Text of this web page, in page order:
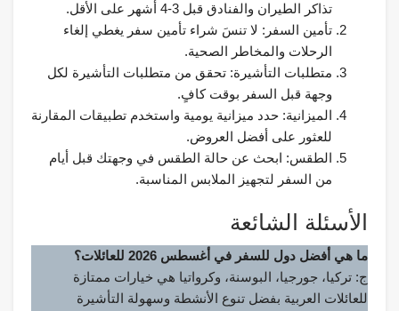
تذاكر الطيران والفنادق قبل 3-4 أشهر على الأقل.
تأمين السفر: لا تنسَ شراء تأمين سفر يغطي إلغاء
الرحلات والمخاطر الصحية.
متطلبات التأشيرة: تحقق من متطلبات التأشيرة لكل
وجهة قبل السفر بوقت كافٍ.
الميزانية: حدد ميزانية يومية واستخدم تطبيقات المقارنة
للعثور على أفضل العروض.
الطقس: ابحث عن حالة الطقس في وجهتك قبل أيام
من السفر لتجهيز الملابس المناسبة.
الأسئلة الشائعة
ما هي أفضل دول للسفر في أغسطس 2026 للعائلات؟
ج: تركيا، جورجيا، البوسنة، وكرواتيا هي خيارات ممتازة
للعائلات العربية بفضل تنوع الأنشطة وسهولة التأشيرة